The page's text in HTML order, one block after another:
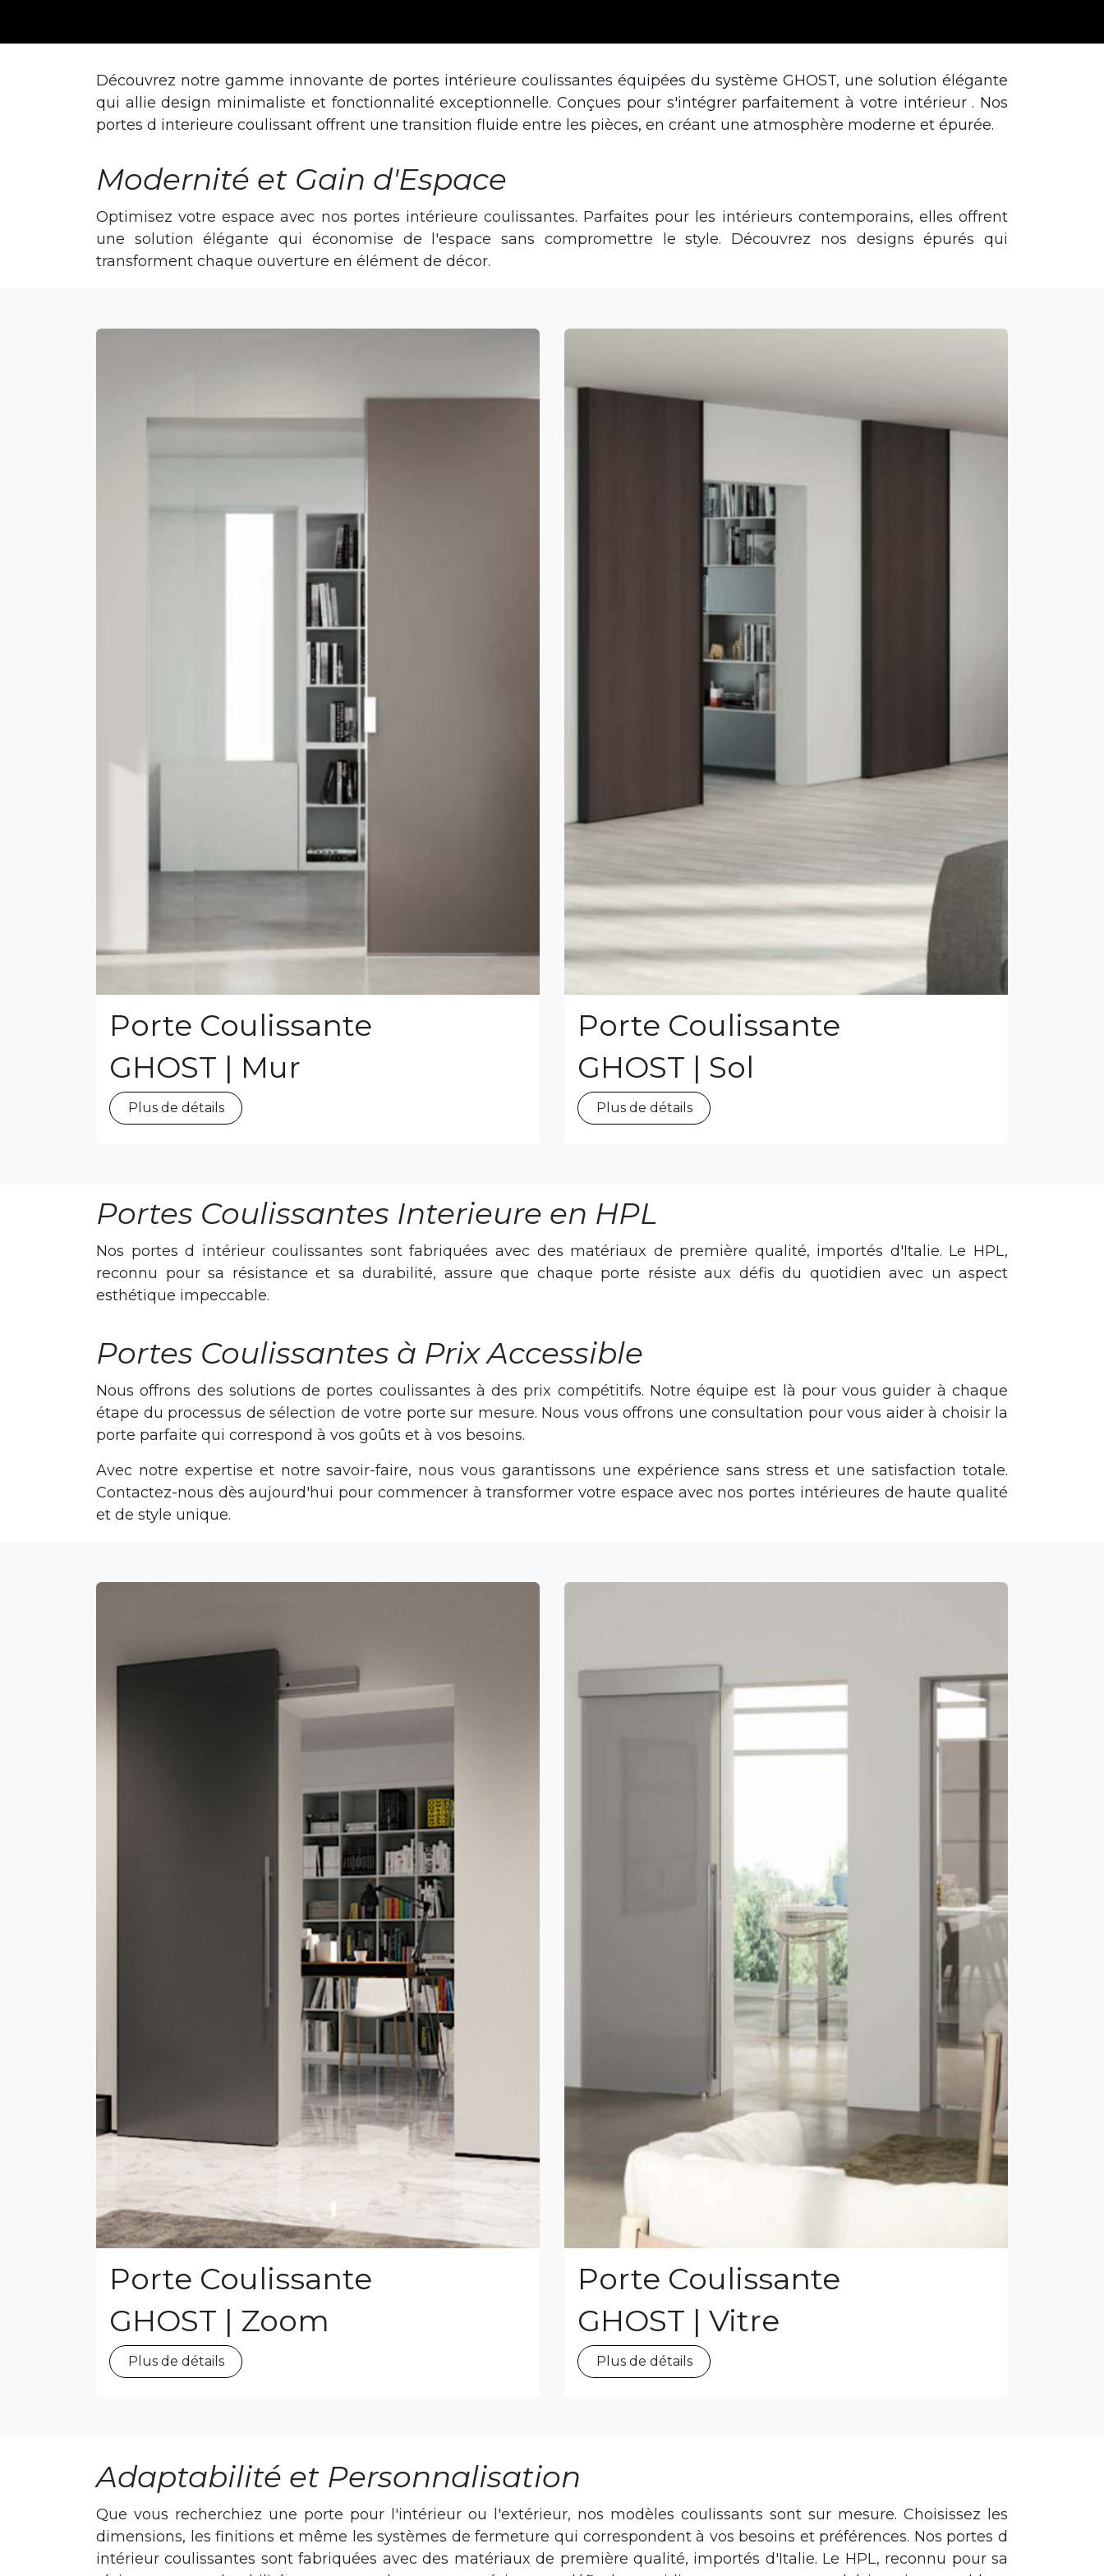
Découvrez notre gamme innovante de portes intérieure coulissantes équipées du système GHOST, une solution élégante
qui allie design minimaliste et fonctionnalité exceptionnelle. Conçues pour s'intégrer parfaitement à votre intérieur . Nos
portes d interieure coulissant offrent une transition fluide entre les pièces, en créant une atmosphère moderne et épurée.
Modernité et Gain d'Espace
Optimisez votre espace avec nos portes intérieure coulissantes. Parfaites pour les intérieurs contemporains, elles offrent
une solution élégante qui économise de l'espace sans compromettre le style. Découvrez nos designs épurés qui
transforment chaque ouverture en élément de décor.
Porte Coulissante
GHOST | Mur
Plus de détails
Porte Coulissante
GHOST | Sol
Plus de détails
Portes Coulissantes Interieure en HPL
Nos portes d intérieur coulissantes sont fabriquées avec des matériaux de première qualité, importés d'Italie. Le HPL,
reconnu pour sa résistance et sa durabilité, assure que chaque porte résiste aux défis du quotidien avec un aspect
esthétique impeccable.
Portes Coulissantes à Prix Accessible
Nous offrons des solutions de portes coulissantes à des prix compétitifs. Notre équipe est là pour vous guider à chaque
étape du processus de sélection de votre porte sur mesure. Nous vous offrons une consultation pour vous aider à choisir la
porte parfaite qui correspond à vos goûts et à vos besoins.
Avec notre expertise et notre savoir-faire, nous vous garantissons une expérience sans stress et une satisfaction totale.
Contactez-nous dès aujourd'hui pour commencer à transformer votre espace avec nos portes intérieures de haute qualité
et de style unique.
Porte Coulissante
GHOST | Zoom
Plus de détails
Porte Coulissante
GHOST | Vitre
Plus de détails
Adaptabilité et Personnalisation
Que vous recherchiez une porte pour l'intérieur ou l'extérieur, nos modèles coulissants sont sur mesure. Choisissez les
dimensions, les finitions et même les systèmes de fermeture qui correspondent à vos besoins et préférences. Nos portes d
intérieur coulissantes sont fabriquées avec des matériaux de première qualité, importés d'Italie. Le HPL, reconnu pour sa